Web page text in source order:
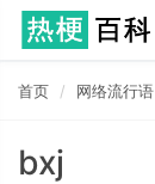
首页 网络流行语
bxj